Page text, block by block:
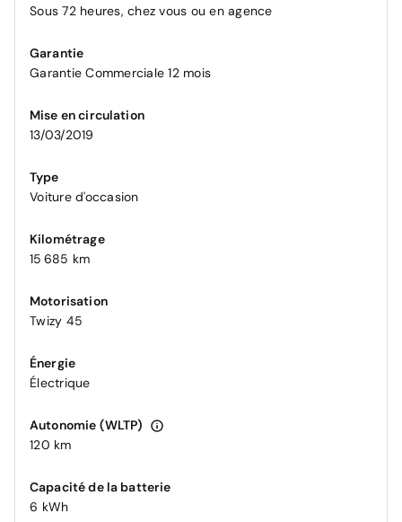
Sous 72 heures, chez vous ou en agence
Garantie
Garantie Commerciale 12 mois
Mise en circulation
13/03/2019
Type
Voiture d'occasion
Kilométrage
15 685 km
Motorisation
Twizy 45
Énergie
Électrique
Autonomie (WLTP)
120 km
Capacité de la batterie
6 kWh